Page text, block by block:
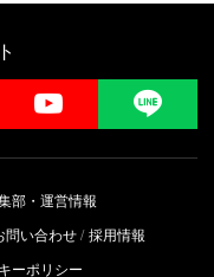
YouTube
部・運営情報
問い合わせ 採用情報
ーポリシー